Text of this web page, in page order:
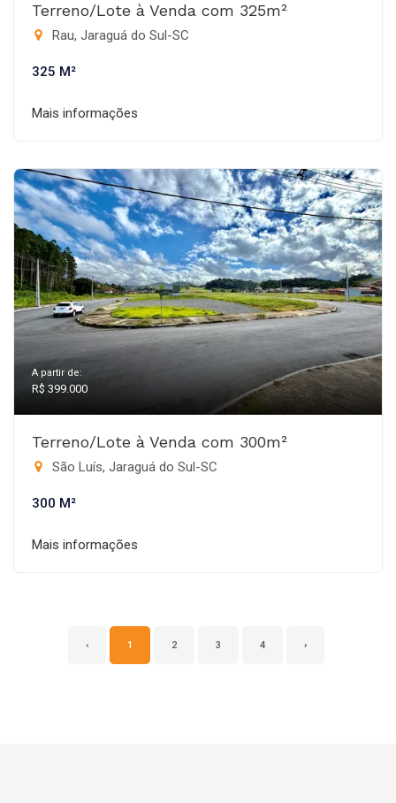
Terreno/Lote à Venda com 325m²
Rau, Jaraguá do Sul-SC
325 M²
Mais informações
A partir de:
R$ 399.000
Terreno/Lote à Venda com 300m²
São Luís, Jaraguá do Sul-SC
300 M²
Mais informações
‹ 1 2 3 4 ›